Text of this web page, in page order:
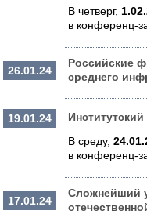
В четверг,
в конференц-
26.01.24
Российские
среднего
19.01.24
В среду,
в конференц-
17.01.24
Сложнейший